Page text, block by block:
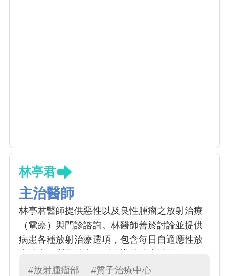
林亭君
主治醫師
林亭君醫師提供惡性以及良性腫瘤之放射治療
（電療）與門診諮詢。林醫師善於討論並提供
病患各種放射治療選項，包含每日自適應性放
般光子治療。林醫師並提供國際醫療病患英語
#放射腫瘤部 #質子治療中心